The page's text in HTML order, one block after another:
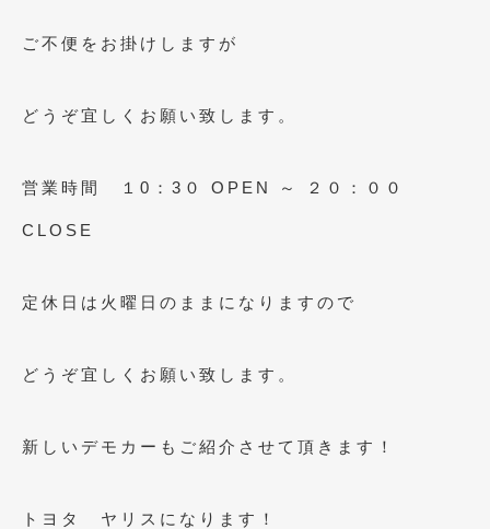
2023年12月 (2)
2023年10月(2)
2022年12月 (1)
2022年8月(1)
ご不便をお掛けしますが
どうぞ宜しくお願い致します。
営業時間 １0：3０ OPEN ～ ２０：００
CLOSE
定休日は火曜日のままになりますので
どうぞ宜しくお願い致します。
新しいデモカーもご紹介させて頂きます！
トヨタ ヤリスになります！